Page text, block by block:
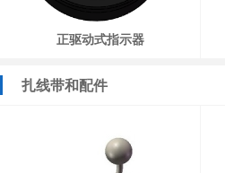
正驱动式指示器
扎线带和配件